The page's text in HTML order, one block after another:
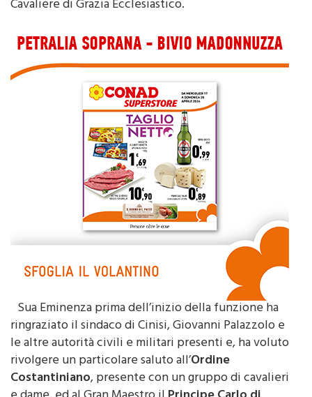
Sua Eminenza prima dell’inizio della funzione ha
ringraziato il sindaco di Cinisi, Giovanni Palazzolo e
le altre autorità civili e militari presenti e, ha voluto
rivolgere un particolare saluto all’Ordine
Costantiniano, presente con un gruppo di cavalieri
e dame, ed al Gran Maestro ilPrincipe Carlo di